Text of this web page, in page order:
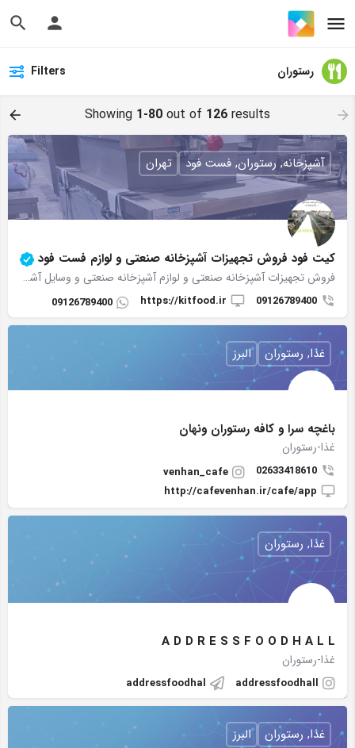
رستوران Filters
Showing 1-80 out of 126 results
کیت فود فروش تجهیزات آشپزخانه صنعتی و لوازم فست فود
فروش تجهیزات آشپزخانه صنعتی و لوازم آشپزخانه صنعتی و وسایل آشپزخانه صنعتی درجه یک
09126789400
https://kitfood.ir
09126789400
آشپزخانه, رستوران, فست فود تهران
باغچه سرا و کافه رستوران ونهان
غذا-رستوران
02633418610
venhan_cafe
http://cafevenhan.ir/cafe/app
غذا, رستوران البرز
A D D R E S S F O O D H A L L
غذا-رستوران
addressfoodhall
addressfoodhal
غذا, رستوران
غذا, رستوران البرز